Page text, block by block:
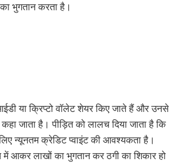
भुगतान करता है।
या क्रिप्टो वॉलेट शेयर किए जाते हैं और उनसे
जाता है। पीड़ित को लालच दिया जाता है कि
न्यूनतम क्रेडिट प्वाइंट की आवश्यकता है।
आकर लाखों का भुगतान कर ठगी का शिकार हो